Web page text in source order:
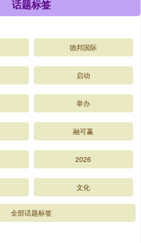
话题标签
德邦国际
启动
举办
融可赢
2026
文化
全部话题标签